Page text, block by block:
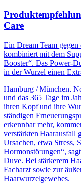
Care
Ein Dream Team gegen
kombiniert mit dem
Booster“. Das Power-
in der Wurzel einen
Hamburg / München,
und das 365 Tage im
ihren Kopf und ihre
ständigen
erkennbar mehr,
verstärkten Haarausfall
Ursachen, etwa Stress,
Hormonstörungen“,
Duve. Bei stärkerem
Facharzt sowie zur
Haarwurzelgewebes.